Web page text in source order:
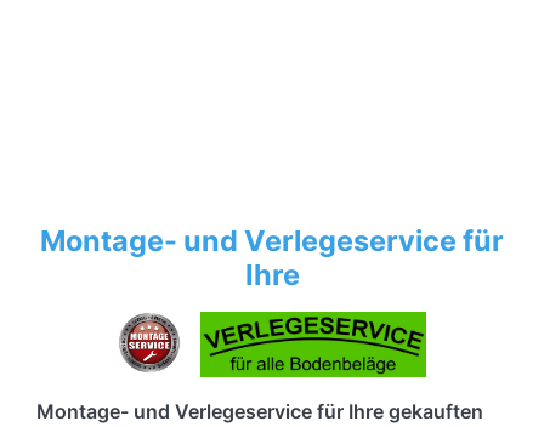
Montage- und Verlegeservice für
Ihre
Montage- und Verlegeservice für Ihre gekauften